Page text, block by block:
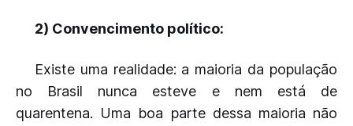
2) Convencimento político:
Existe uma realidade: a maioria da população
no Brasil nunca esteve e nem está de
quarentena. Uma boa parte dessa maioria não